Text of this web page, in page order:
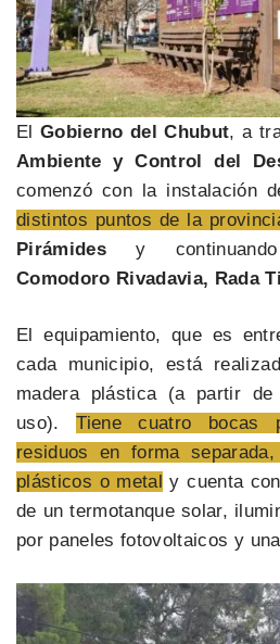
ElGobierno del Chubut, a
Ambiente y Control del
comenzó con la instalación
distintos puntos de la
Pirámides y
Comodoro Rivadavia, Rada
El equipamiento, que es
cada municipio, está
madera plástica (a partir
uso).Tiene cuatro bocas
residuos en forma
plásticos o metal y cuenta
de un termotanque solar,
por paneles fotovoltaicos y